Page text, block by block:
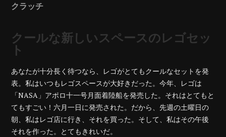
クラッチ
クールな新しいスペースのレゴセッ
ト
あなたが十分長く待つなら、レゴがとてもクールなセットを発
表。私はいつもレゴスペースが大好きだった。今年、レゴは
「NASA」アポロ十一号月面着陸船を発売した。それはとてもと
てもすごい！六月一日に発売された。だから、先週の土曜日の
朝、私はレゴ店に行き、それを買った。そして、私はその午後
それを作った。とてもきれいだ。